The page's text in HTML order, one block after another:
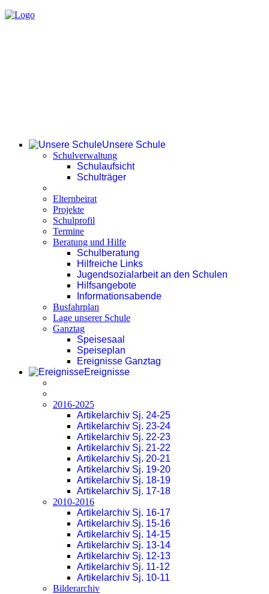
Unsere Schule
Schulverwaltung
Schulaufsicht
Schulträger
Elternbeirat
Projekte
Schulprofil
Termine
Beratung und Hilfe
Schulberatung
Hilfreiche Links
Jugendsozialarbeit an den Schulen
Hilfsangebote
Informationsabende
Busfahrplan
Lage unserer Schule
Ganztag
Speisesaal
Speiseplan
Ereignisse Ganztag
Ereignisse
2016-2025
Artikelarchiv Sj. 24-25
Artikelarchiv Sj. 23-24
Artikelarchiv Sj. 22-23
Artikelarchiv Sj. 21-22
Artikelarchiv Sj. 20-21
Artikelarchiv Sj. 19-20
Artikelarchiv Sj. 18-19
Artikelarchiv Sj. 17-18
2010-2016
Artikelarchiv Sj. 16-17
Artikelarchiv Sj. 15-16
Artikelarchiv Sj. 14-15
Artikelarchiv Sj. 13-14
Artikelarchiv Sj. 12-13
Artikelarchiv Sj. 11-12
Artikelarchiv Sj. 10-11
Bilderarchiv